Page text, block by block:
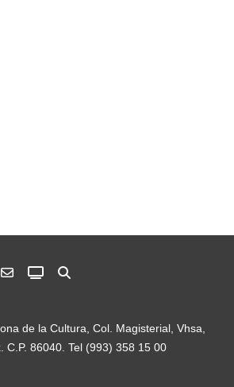
de la Cultura, Col. Magisterial, Vhsa,
C.P. 86040. Tel (993) 358 15 00